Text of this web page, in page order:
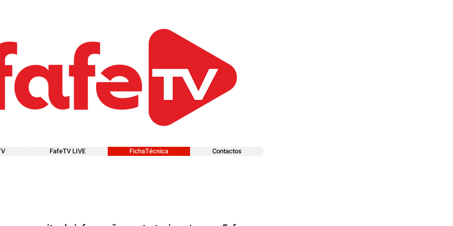
FafeTV LIVE FichaTécnica Contactos